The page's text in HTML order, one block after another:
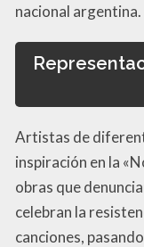
nacional argentina.
Artistas de
inspiración en la
obras que
celebran la
canciones,